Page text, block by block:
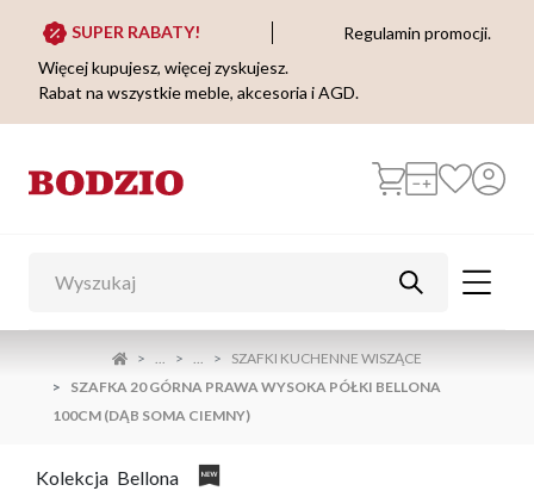
SUPER RABATY!
Regulamin promocji.
Więcej kupujesz, więcej zyskujesz.
Rabat na wszystkie meble, akcesoria i AGD.
... ...
SZAFKI KUCHENNE WISZĄCE
SZAFKA 20 GÓRNA PRAWA WYSOKA PÓŁKI BELLONA
100CM (DĄB SOMA CIEMNY)
Kolekcja Bellona